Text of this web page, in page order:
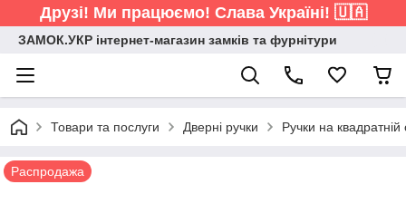
Друзі! Ми працюємо! Слава Україні! 🇺🇦
ЗАМОК.УКР інтернет-магазин замків та фурнітури
Товари та послуги Дверні ручки Ручки на квадратній
Распродажа